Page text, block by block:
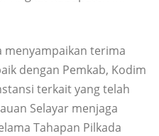
menyampaikan terima
dengan Pemkab, Kodim
terkait yang telah
Selayar menjaga
Tahapan Pilkada